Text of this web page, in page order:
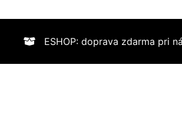
ESHOP: doprava zdarma pri